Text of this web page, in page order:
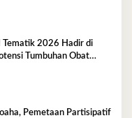
Tematik 2026 Hadir di
Tumbuhan Obat
Pemetaan Partisipatif